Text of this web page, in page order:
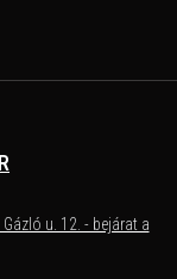
u. 12. - bejárat a